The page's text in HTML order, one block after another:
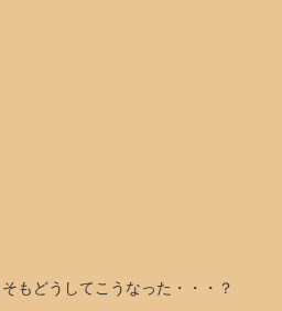
もどうしてこうなった・・・？